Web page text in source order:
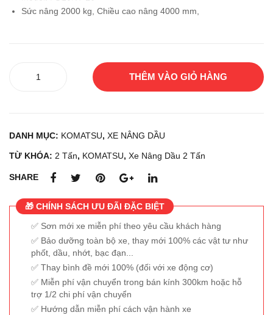
5PV
IIH
Sức nâng 2000 kg, Chiều cao nâng 4000 mm,
16
số
THÊM VÀO GIỎ HÀNG
DANH MỤC: KOMATSU, XE NÂNG DẦU
TỪ KHÓA: 2 Tấn, KOMATSU, Xe Nâng Dầu 2 Tấn
SHARE
🎁 CHÍNH SÁCH ƯU ĐÃI ĐẶC BIỆT
Sơn mới xe miễn phí theo yêu cầu khách hàng
Bảo dưỡng toàn bộ xe, thay mới 100% các vật tư như
phốt, dầu, nhớt, bạc đạn...
Thay bình đề mới 100% (đối với xe động cơ)
Miễn phí vận chuyển trong bán kính 300km hoặc hỗ
trợ 1/2 chi phí vận chuyển
Hướng dẫn miễn phí cách vận hành xe